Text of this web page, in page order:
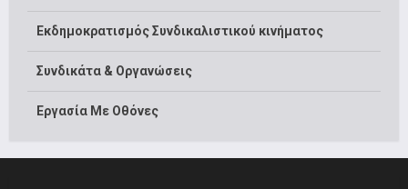
Εκδημοκρατισμός Συνδικαλιστικού κινήματος
Συνδικάτα & Οργανώσεις
Εργασία Με Οθόνες